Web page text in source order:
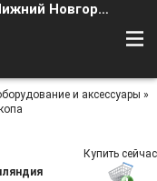
Магазин металлоискателей Нижний Новгород
и аксессуары »
Купить сейчас